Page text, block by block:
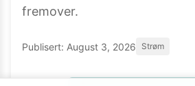
fremover.
Publisert: August 3, 2026 Strøm